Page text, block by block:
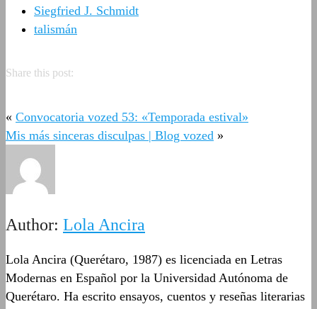
Siegfried J. Schmidt
talismán
Share this post:
« Convocatoria vozed 53: «Temporada estival»
Mis más sinceras disculpas | Blog vozed »
Author: Lola Ancira
Lola Ancira (Querétaro, 1987) es licenciada en Letras
Modernas en Español por la Universidad Autónoma de
Querétaro. Ha escrito ensayos, cuentos y reseñas literarias